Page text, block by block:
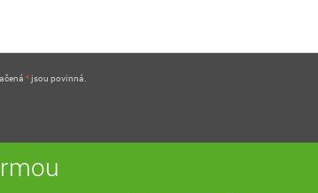
* jsou povinná.